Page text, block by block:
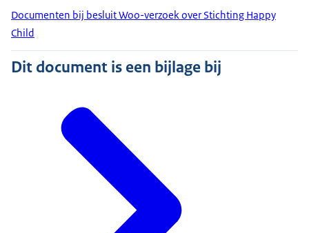
Documenten bij besluit Woo-verzoek over Stichting Happy
Child
Dit document is een bijlage bij